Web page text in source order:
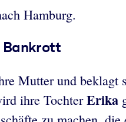
Hamburg.
Bankrott
Mutter und beklagt
ihre TochterErika